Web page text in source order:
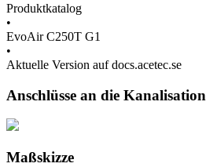
Produktkatalog
•
EvoAir C250T G1
•
Aktuelle Version auf docs.acetec.se
Anschlüsse an die Kanalisation
Maßskizze